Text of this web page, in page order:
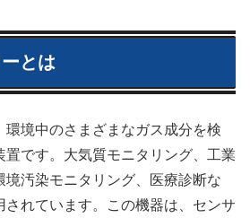
とは
環境中のさまざまなガス成分を検
置です。大気質モニタリング、工業
境汚染モニタリング、医療診断な
されています。この機器は、センサ